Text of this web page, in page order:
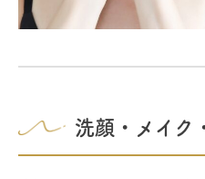
洗顔・メイク